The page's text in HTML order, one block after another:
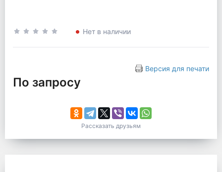
Нет в наличии
Версия для печати
По запросу
Рассказать друзьям